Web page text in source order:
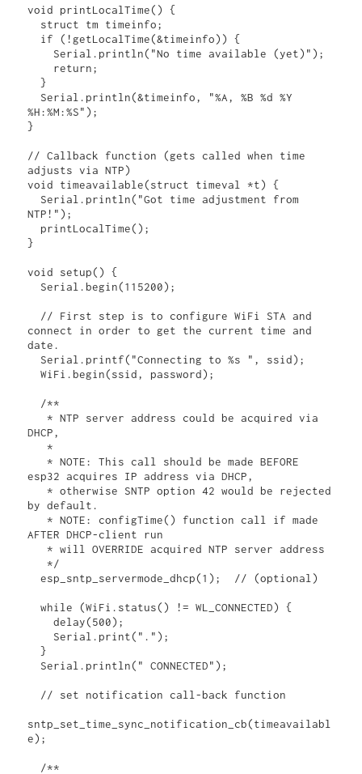
void printLocalTime() {
  }
%H:%M:%S");
}
// Callback function (gets called when time
adjusts via NTP)
void timeavailable(struct timeval *t) {
NTP!");
}
void setup() {
connect in order to get the current time and
date.
  WiFi.begin(ssid, password);
   * NTP server address could be acquired via
DHCP,
   *
   * NOTE: This call should be made BEFORE
esp32 acquires IP address via DHCP,
   * otherwise SNTP option 42 would be rejected
by default.
   * NOTE: configTime() function call if made
AFTER DHCP-client run
   * will OVERRIDE acquired NTP server address
   */
  esp_sntp_servermode_dhcp(1);  // (optional)
  while (WiFi.status() != WL_CONNECTED) {
    delay(500);
  }
sntp_set_time_sync_notification_cb(timeavailabl
e);